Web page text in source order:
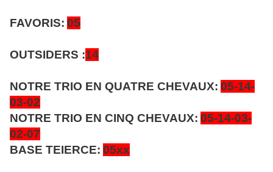
FAVORIS: 05
OUTSIDERS :14
NOTRE TRIO EN QUATRE CHEVAUX: 05-14-
03-02
NOTRE TRIO EN CINQ CHEVAUX: 05-14-03-
02-07
BASE TEIERCE: 05xx